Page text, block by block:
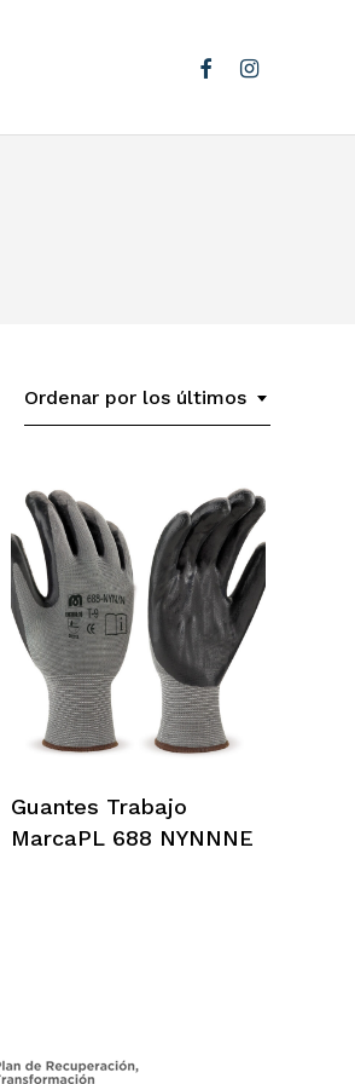
facebookinstagram
Ordenar por los últimos
Ordenado
últimos
Guantes Trabajo
MarcaPL 688 NYNNNE